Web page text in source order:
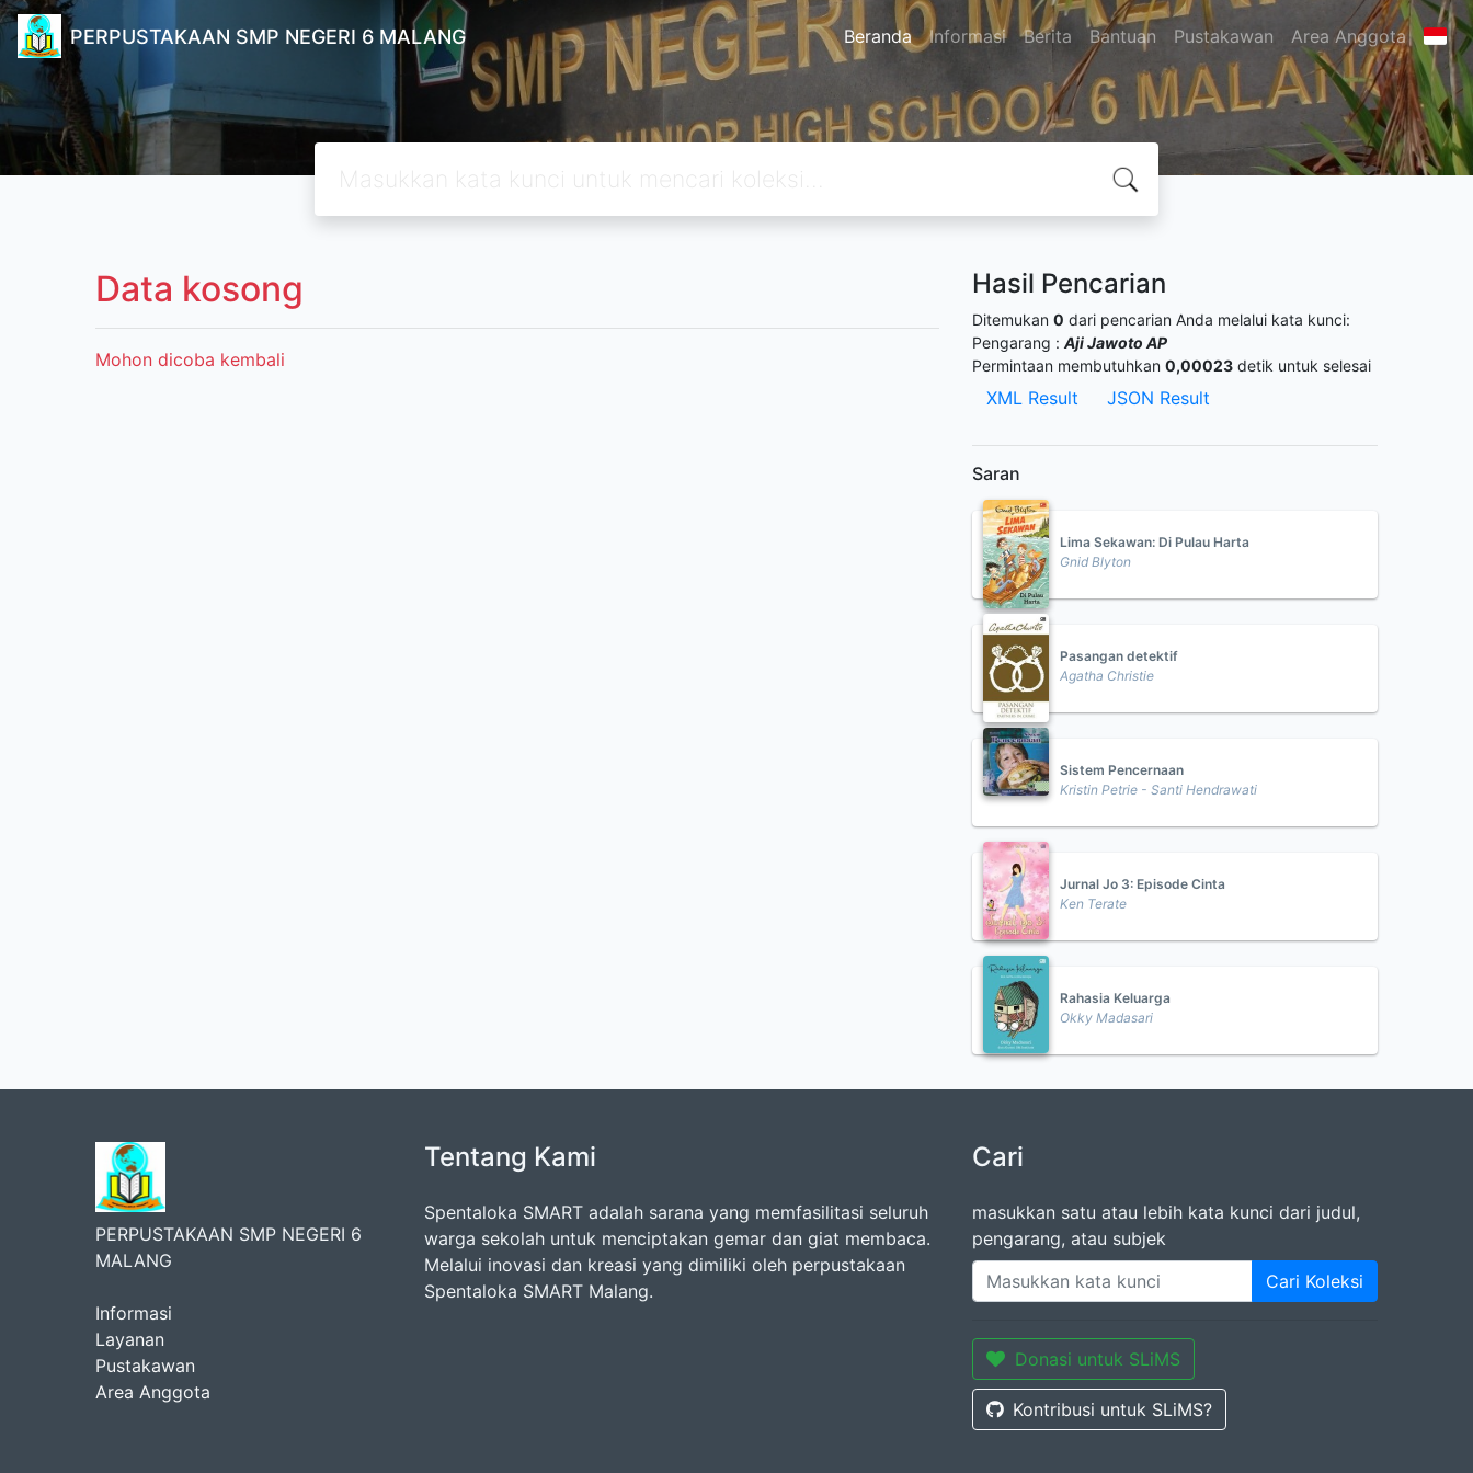
PERPUSTAKAAN SMP NEGERI 6 MALANG Beranda Informasi Berita Bantuan Pustakawan Area Anggota
Data kosong
Mohon dicoba kembali
Hasil Pencarian
Ditemukan 0 dari pencarian Anda melalui kata kunci:
Pengarang : Aji Jawoto AP
Permintaan membutuhkan 0,00023 detik untuk selesai
XML Result JSON Result
Saran
Lima Sekawan: Di Pulau Harta
Gnid Blyton
Pasangan detektif
Agatha Christie
Sistem Pencernaan
Kristin Petrie - Santi Hendrawati
Jurnal Jo 3: Episode Cinta
Ken Terate
Rahasia Keluarga
Okky Madasari
PERPUSTAKAAN SMP NEGERI 6
MALANG
Informasi
Layanan
Pustakawan
Area Anggota
Tentang Kami
Spentaloka SMART adalah sarana yang memfasilitasi seluruh
warga sekolah untuk menciptakan gemar dan giat membaca.
Melalui inovasi dan kreasi yang dimiliki oleh perpustakaan
Spentaloka SMART Malang.
Cari
masukkan satu atau lebih kata kunci dari judul,
pengarang, atau subjek
Cari Koleksi
Donasi untuk SLiMS
Kontribusi untuk SLiMS?